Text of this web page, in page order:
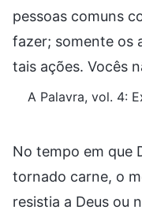
pessoas comuns
fazer; somente os
tais ações. Vocês
A Palavra, vol. 4:
No tempo em que
tornado carne, o
resistia a Deus ou